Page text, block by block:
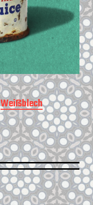
Weißblech